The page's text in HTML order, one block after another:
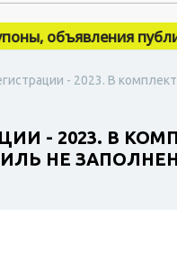
объявления
- 2023. В
- 2023. В
НЕ